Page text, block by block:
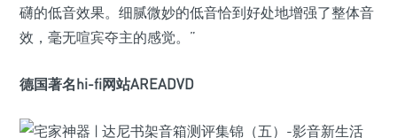
礴的低音效果。细腻微妙的低音恰到好处地增强了整体音
效，毫无喧宾夺主的感觉。”
德国著名hi-fi网站AREADVD